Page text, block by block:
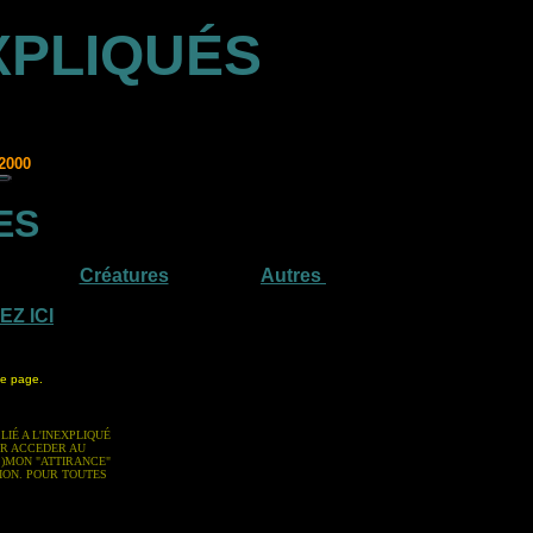
Créatures
Autres
ICI
page.
A L'INEXPLIQUÉ
ACCEDER AU
"ATTIRANCE"
POUR TOUTES